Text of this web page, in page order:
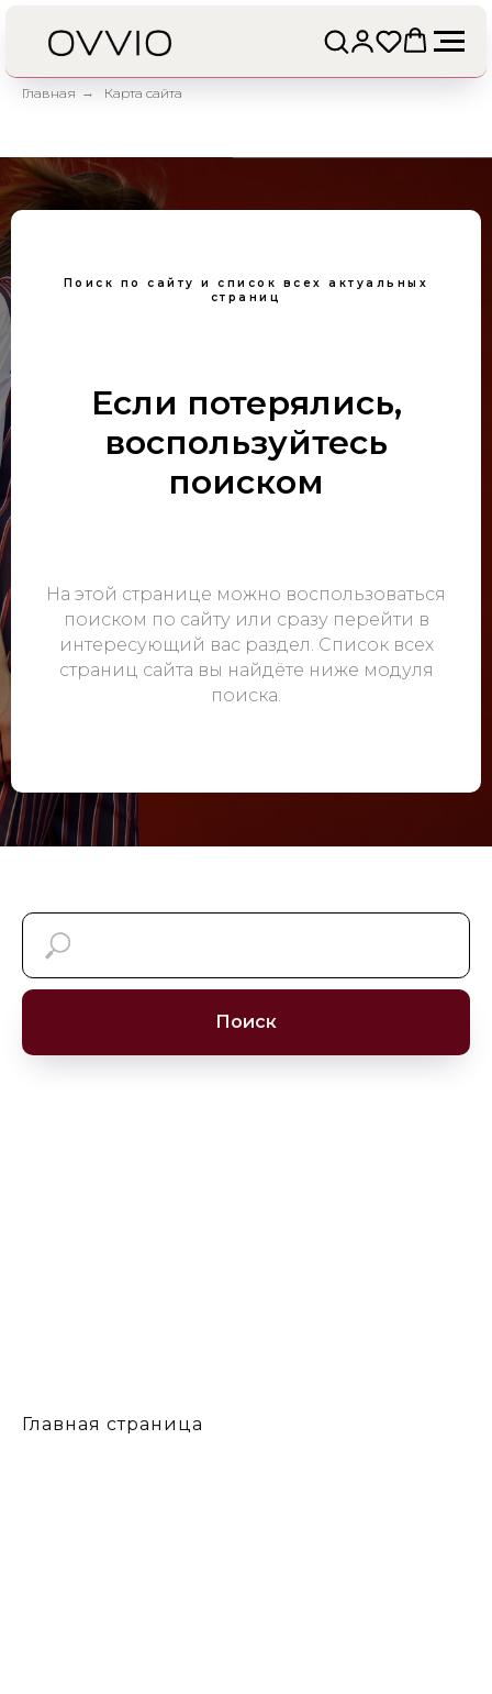
Главная → Карта сайта
Поиск по сайту и список всех актуальных
страниц
Если потерялись,
воспользуйтесь
поиском
На этой странице можно воспользоваться
поиском по сайту или сразу перейти в
интересующий вас раздел. Список всех
страниц сайта вы найдёте ниже модуля
поиска.
Поиск
Главная страница